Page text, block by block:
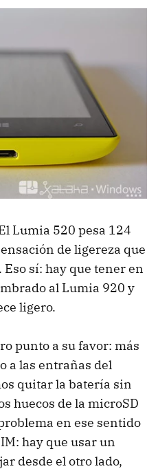
Lumia 520 pesa 124
de ligereza que
Eso sí: hay que tener en
al Lumia 920 y
ligero.
punto a su favor: más
a las entrañas del
quitar la batería sin
huecos de la microSD
en ese sentido
hay que usar un
desde el otro lado,